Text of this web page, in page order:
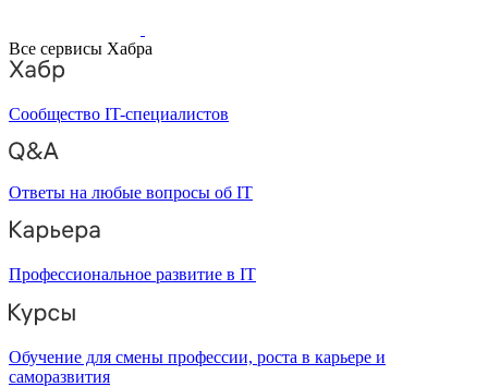
Все сервисы Хабра
Сообщество IT-специалистов
Ответы на любые вопросы об IT
Профессиональное развитие в IT
Обучение для смены профессии, роста в карьере и
саморазвития